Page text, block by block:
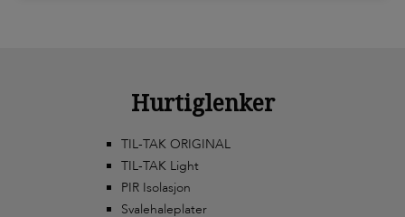
Hurtiglenker
TIL-TAK ORIGINAL
TIL-TAK Light
PIR Isolasjon
Svalehaleplater